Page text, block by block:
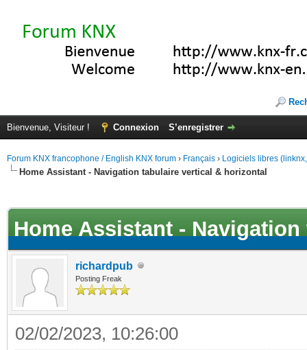
Bienvenue, Visiteur ! Connexion S’enregistrer
Forum KNX francophone / English KNX forum › Français › Logiciels libres
Home Assistant - Navigation tabulaire vertical & horizontal
Home Assistant -
richardpub
Posting Freak
02/02/2023, 10:26:00